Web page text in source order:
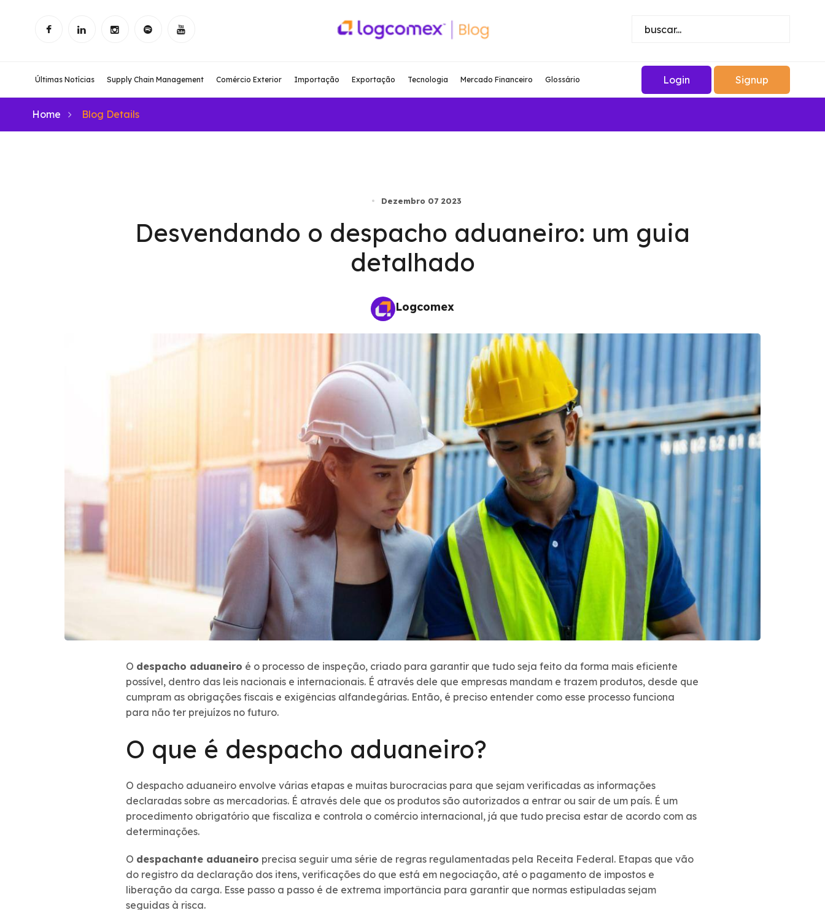
Últimas Notícias Supply Chain Management Comércio Exterior Importação Exportação Tecnologia Mercado Financeiro Glossário Login Signup
Home Blog Details
Dezembro 07 2023
Desvendando o despacho aduaneiro: um guia
detalhado
Logcomex
O despacho aduaneiro é o processo de inspeção, criado para garantir que tudo seja feito da forma mais eficiente
possível, dentro das leis nacionais e internacionais. É através dele que empresas mandam e trazem produtos, desde que
cumpram as obrigações fiscais e exigências alfandegárias. Então, é preciso entender como esse processo funciona
para não ter prejuízos no futuro.
O que é despacho aduaneiro?
O despacho aduaneiro envolve várias etapas e muitas burocracias para que sejam verificadas as informações
declaradas sobre as mercadorias. É através dele que os produtos são autorizados a entrar ou sair de um país. É um
procedimento obrigatório que fiscaliza e controla o comércio internacional, já que tudo precisa estar de acordo com as
determinações.
O despachante aduaneiro precisa seguir uma série de regras regulamentadas pela Receita Federal. Etapas que vão
do registro da declaração dos itens, verificações do que está em negociação, até o pagamento de impostos e
liberação da carga. Esse passo a passo é de extrema importância para garantir que normas estipuladas sejam
seguidas à risca.